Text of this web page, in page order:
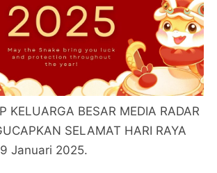
KELUARGA BESAR MEDIA RADAR
SELAMAT HARI RAYA
Januari 2025.